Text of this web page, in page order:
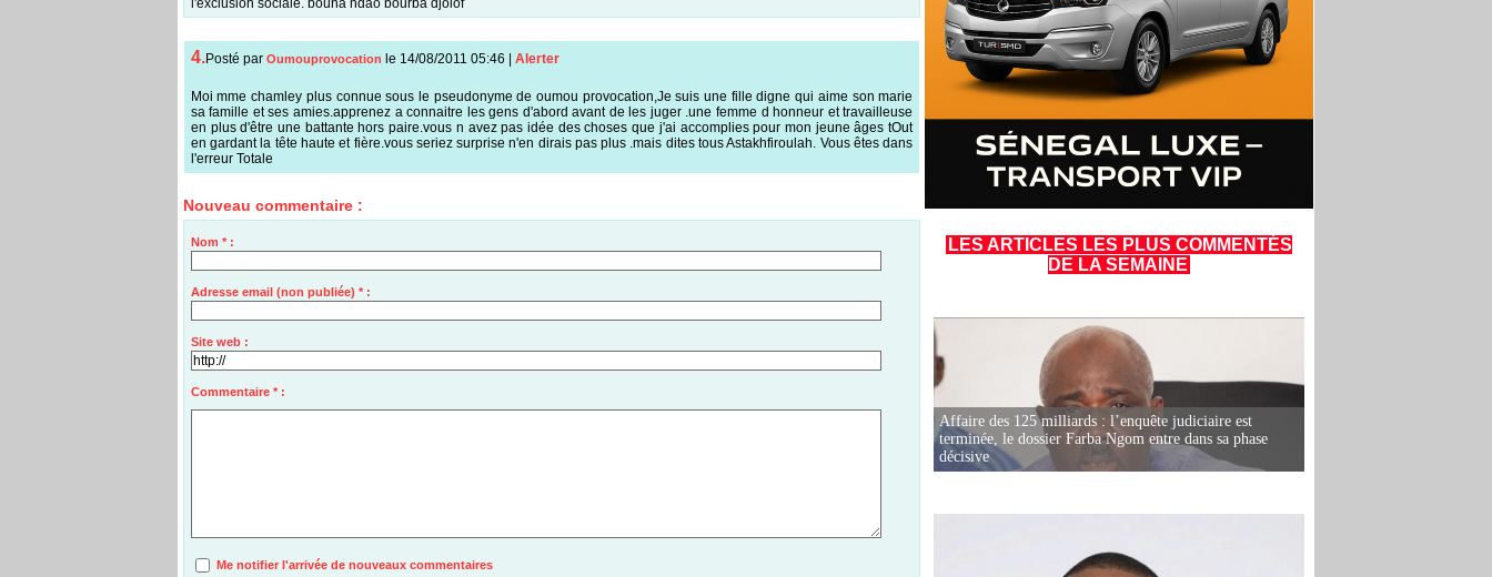
4.Posté par Oumouprovocation le 14/08/2011 05:46 Alerter
Moi mme chamley plus connue sous le pseudonyme de oumou provocation,Je suis une fille digne qui aime son marie
sa famille et ses amies.apprenez a connaitre les gens d'abord avant de les juger .une femme d honneur et travailleuse
en plus d'être une battante hors paire.vous n avez pas idée des choses que j'ai accomplies pour mon jeune âges tOut
en gardant la tête haute et fière.vous seriez surprise n'en dirais pas plus .mais dites tous Astakhfiroulah. Vous êtes dans
l'erreur Totale
Nouveau commentaire :
Nom * :
Adresse email (non publiée) * :
Site web :
Commentaire * :
Me notifier l'arrivée de nouveaux commentaires
LES ARTICLES LES PLUS COMMENTÉS
DE LA SEMAINE
Affaire des 125 milliards : l’enquête judiciaire est
terminée, le dossier Farba Ngom entre dans sa phase
décisive